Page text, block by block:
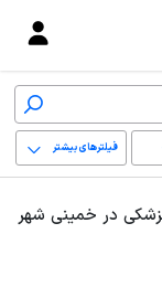
فیلترهای بیشتر
+
در خمینی شهر